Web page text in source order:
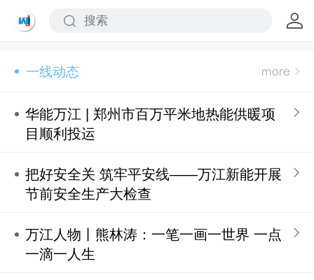
一线动态
华能万江 | 郑州市百万平米地热能供暖项
目顺利投运
把好安全关 筑牢平安线——万江新能开展
节前安全生产大检查
万江人物丨熊林涛：一笔一画一世界 一点
一滴一人生